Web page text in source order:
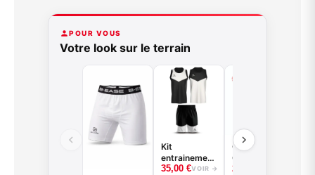
POUR VOUS
Votre look sur le terrain
Kit
entrainement
: Maillot
35,00 €VOIR →
Collant 3/4 -
Good Game -
Noir ou Blanc
22,00